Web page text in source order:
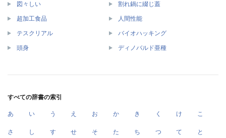
図々しい 割れ鍋に綴じ蓋
超加工食品 人間性能
テスクリアル バイオハッキング
頭身 ディノバルド亜種
すべての辞書の索引
あ い う え お か き く け こ
さ し す せ そ た ち つ て と